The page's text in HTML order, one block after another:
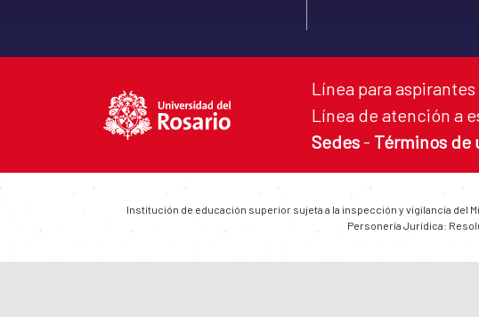
Línea para aspirantes
Línea de atención a
Sedes - Términos de
Institución de educación superior sujeta a la inspección y vigilancia del
Personería Jurídica: